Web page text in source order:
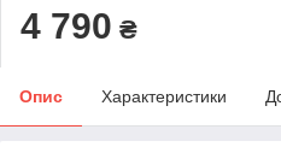
4 790 ₴
Опис Характеристики